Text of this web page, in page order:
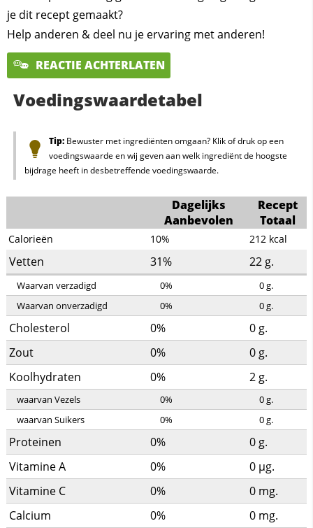
je dit recept gemaakt?
Help anderen & deel nu je ervaring met anderen!
REACTIE ACHTERLATEN
Voedingswaardetabel
Tip:Bewuster met ingrediënten omgaan? Klik of druk op een
voedingswaarde en wij geven aan welk ingrediënt de hoogste
bijdrage heeft in desbetreffende voedingswaarde.
Dagelijks
Aanbevolen
Recept
Totaal
Calorieën 10% 212 kcal
Vetten 31% 22g.
Waarvan verzadigd 0% 0g.
Waarvan onverzadigd
0% 0g.
Cholesterol 0% 0g.
Zout
0% 0g.
Koolhydraten
0% 2g.
waarvan Vezels 0% 0g.
waarvan Suikers
0% 0g.
Proteinen 0% 0g.
Vitamine A
0% 0 µg.
Vitamine C
0% 0 mg.
Calcium
0% 0 mg.